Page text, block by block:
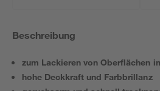
Beschreibung
zum Lackieren von Oberflächen
hohe Deckkraft und Farbbrillanz